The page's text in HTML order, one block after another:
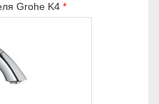
Grohe K4